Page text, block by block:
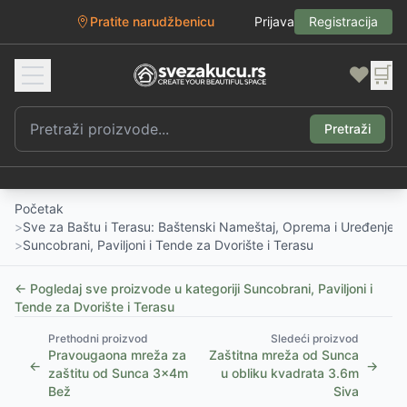
Pratite narudžbenicu Prijava Registracija
❤️ 🛒
Pretraži
Početak
>Sve za Baštu i Terasu: Baštenski Nameštaj, Oprema i Uređenje
>Suncobrani, Paviljoni i Tende za Dvorište i Terasu
← Pogledaj sve proizvode u kategoriji Suncobrani, Paviljoni i
Tende za Dvorište i Terasu
←
Prethodni proizvod
Pravougaona mreža za
zaštitu od Sunca 3x4m
Bež
Sledeći proizvod
Zaštitna mreža od Sunca
u obliku kvadrata 3.6m
Siva
→